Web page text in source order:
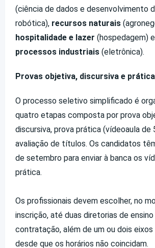
(ciência de dados e desenvolvimento
robótica), recursos naturais
hospitalidade e lazer (hospedagem) e
processos industriais (eletrônica).
Provas objetiva, discursiva e prática
O processo seletivo simplificado é
quatro etapas composta por prova
discursiva, prova prática (vídeoaula de
avaliação de títulos. Os candidatos
de setembro para enviar à banca os
prática.
Os profissionais devem escolher, no
inscrição, até duas diretorias de
contratação, além de um ou dois
desde que os horários não coincidam.